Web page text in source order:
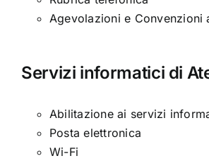
Agevolazioni e Convenzioni
Servizi informatici di
Abilitazione ai servizi
Posta elettronica
Wi-Fi